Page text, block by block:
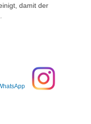
damit der